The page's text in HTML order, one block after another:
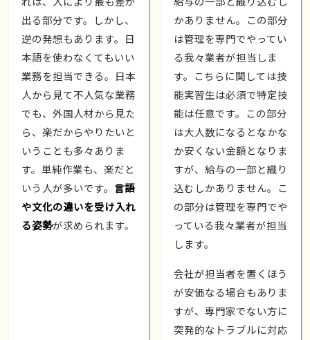
出る部分です。しかし、
逆の発想もあります。日
本語を使わなくてもいい
業務を担当できる。日本
人から見て不人気な業務
でも、外国人材から見た
ら、楽だからやりたいと
いうことも多々ありま
す。単純作業も、楽だと
いう人が多いです。 言語
や文化の違いを受け入れ
る姿勢が求められます。
かありません。この部分
は管理を専門でやってい
る我々業者が担当しま
す。こちらに関しては技
能実習生は必須で特定技
能は任意です。この部分
は大人数になるとなかな
か安くない金額となりま
すが、給与の一部と織り
込むしかありません。こ
の部分は管理を専門でや
っている我々業者が担当
します。
会社が担当者を置くほう
が安価なる場合もありま
すが、専門家でない方に
突発的なトラブルに対応